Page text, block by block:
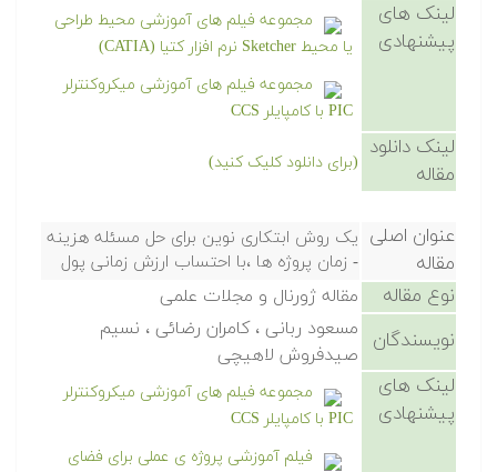
لینک های
پیشنهادی
مجموعه فیلم های آموزشی محیط طراحی
یا محیط Sketcher نرم افزار کتیا (CATIA)
مجموعه فیلم های آموزشی میکروکنترلر
PIC با کامپایلر CCS
لینک دانلود
مقاله
(برای دانلود کلیک کنید)
عنوان اصلی
مقاله
یک روش ابتکاری نوین برای حل مسئله هزینه
- زمان پروژه ها ،با احتساب ارزش زمانی پول
نوع مقاله مقاله ژورنال و مجلات علمی
نویسندگان
مسعود ربانی ، کامران رضائی ، نسیم
صیدفروش لاهیچی
لینک های
پیشنهادی
مجموعه فیلم های آموزشی میکروکنترلر
PIC با کامپایلر CCS
فیلم آموزشی پروژه ی عملی برای فضای